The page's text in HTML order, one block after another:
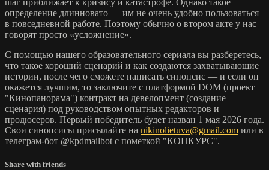
шаг приближает к кризису и катастрофе. Однако такое
определение длинновато — им не очень удобно пользоваться
в повседневной работе. Поэтому обычно о втором акте у нас
говорят просто «усложнение».
С помощью нашего образовательного сериала вы разберетесь,
что такое хороший сценарий и как создаются захватывающие
истории, после чего сможете написать синопсис — и если он
окажется лучшим, то заключите с платформой DOM (проект
"Кинопанорама") контракт на девелопмент (создание
сценария) под руководством опытных редакторов и
продюсеров. Первый победитель будет назван 1 мая 2026 года.
Свои синопсисы присылайте на nikinolietuva@gmail.com или в
телеграм-бот @kpdmailbot с пометкой "КОНКУРС".
Share with friends